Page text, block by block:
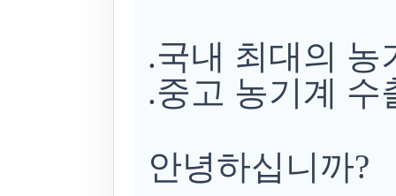
.국내 최대의 농
.중고 농기계 수
안녕하십니까?